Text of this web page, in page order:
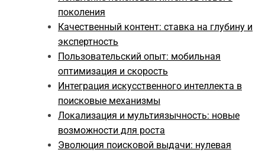
поколения
Качественный контент: ставка на глубину и
экспертность
Пользовательский опыт: мобильная
оптимизация и скорость
Интеграция искусственного интеллекта в
поисковые механизмы
Локализация и мультиязычность: новые
возможности для роста
Эволюция поисковой выдачи: нулевая